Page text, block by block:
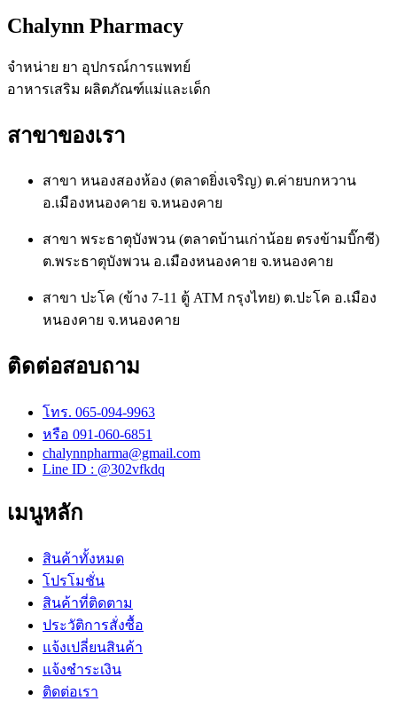
Chalynn Pharmacy
จำหน่าย ยา อุปกรณ์การแพทย์
อาหารเสริม ผลิตภัณฑ์แม่และเด็ก
สาขาของเรา
สาขา หนองสองห้อง (ตลาดยิ่งเจริญ) ต.ค่ายบกหวาน
อ.เมืองหนองคาย จ.หนองคาย
สาขา พระธาตุบังพวน (ตลาดบ้านเก่าน้อย ตรงข้ามบิ๊กซี)
ต.พระธาตุบังพวน อ.เมืองหนองคาย จ.หนองคาย
สาขา ปะโค (ข้าง 7-11 ตู้ ATM กรุงไทย) ต.ปะโค อ.เมือง
หนองคาย จ.หนองคาย
ติดต่อสอบถาม
โทร. 065-094-9963
หรือ 091-060-6851
chalynnpharma@gmail.com
Line ID : @302vfkdq
เมนูหลัก
สินค้าทั้งหมด
โปรโมชั่น
สินค้าที่ติดตาม
ประวัติการสั่งซื้อ
แจ้งเปลี่ยนสินค้า
แจ้งชำระเงิน
ติดต่อเรา